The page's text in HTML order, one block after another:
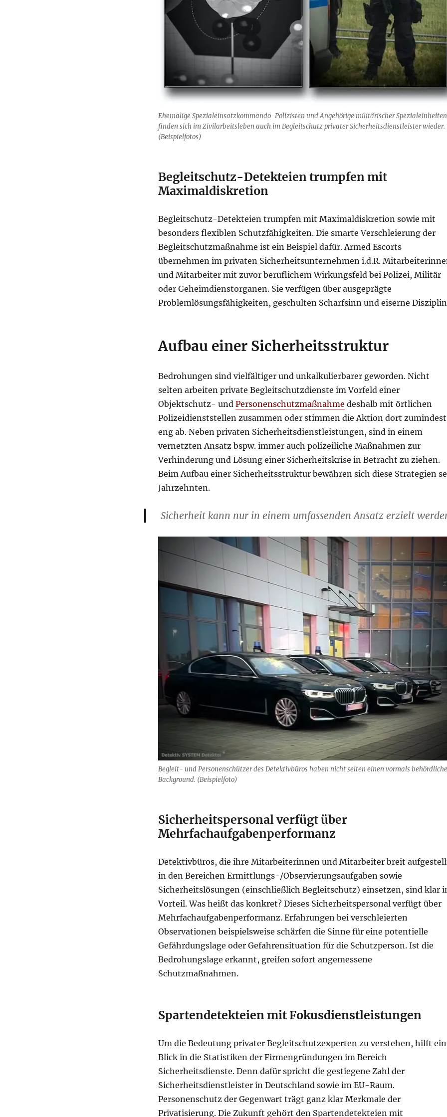
Ehemalige Spezialeinsatzkommando-Polizisten und Angehörige militärischer Spezialeinheiten
finden sich im Zivilarbeitsleben auch im Begleitschutz privater Sicherheitsdienstleister wieder.
(Beispielfotos)
Begleitschutz-Detekteien trumpfen mit
Maximaldiskretion
Begleitschutz-Detekteien trumpfen mit Maximaldiskretion sowie mit
besonders flexiblen Schutzfähigkeiten. Die smarte Verschleierung der
Begleitschutzmaßnahme ist ein Beispiel dafür. Armed Escorts
übernehmen im privaten Sicherheitsunternehmen i.d.R.
und Mitarbeiter mit zuvor beruflichem Wirkungsfeld bei Polizei, Militär
oder Geheimdienstorganen. Sie verfügen über ausgeprägte
Problemlösungsfähigkeiten, geschulten Scharfsinn und eiserne
Aufbau einer Sicherheitsstruktur
Bedrohungen sind vielfältiger und unkalkulierbarer geworden. Nicht
selten arbeiten private Begleitschutzdienste im Vorfeld einer
Objektschutz- und Personenschutzmaßnahme deshalb mit örtlichen
Polizeidienststellen zusammen oder stimmen die Aktion dort zumindest
eng ab. Neben privaten Sicherheitsdienstleistungen, sind in einem
vernetzten Ansatz bspw. immer auch polizeiliche Maßnahmen zur
Verhinderung und Lösung einer Sicherheitskrise in Betracht zu ziehen.
Beim Aufbau einer Sicherheitsstruktur bewähren sich diese Strategien
Jahrzehnten.
Sicherheit kann nur in einem umfassenden Ansatz erzielt
Begleit- und Personenschützer des Detektivbüros haben nicht selten einen vormals
Background. (Beispielfoto)
Sicherheitspersonal verfügt über
Mehrfachaufgabenperformanz
Detektivbüros, die ihre Mitarbeiterinnen und Mitarbeiter breit
in den Bereichen Ermittlungs-/Observierungsaufgaben sowie
Sicherheitslösungen (einschließlich Begleitschutz) einsetzen, sind klar
Vorteil. Was heißt das konkret? Dieses Sicherheitspersonal verfügt über
Mehrfachaufgabenperformanz. Erfahrungen bei verschleierten
Observationen beispielsweise schärfen die Sinne für eine potentielle
Gefährdungslage oder Gefahrensituation für die Schutzperson. Ist die
Bedrohungslage erkannt, greifen sofort angemessene
Schutzmaßnahmen.
Spartendetekteien mit Fokusdienstleistungen
Um die Bedeutung privater Begleitschutzexperten zu verstehen, hilft ein
Blick in die Statistiken der Firmengründungen im Bereich
Sicherheitsdienste. Denn dafür spricht die gestiegene Zahl der
Sicherheitsdienstleister in Deutschland sowie im EU-Raum.
Personenschutz der Gegenwart trägt ganz klar Merkmale der
Privatisierung. Die Zukunft gehört den Spartendetekteien mit